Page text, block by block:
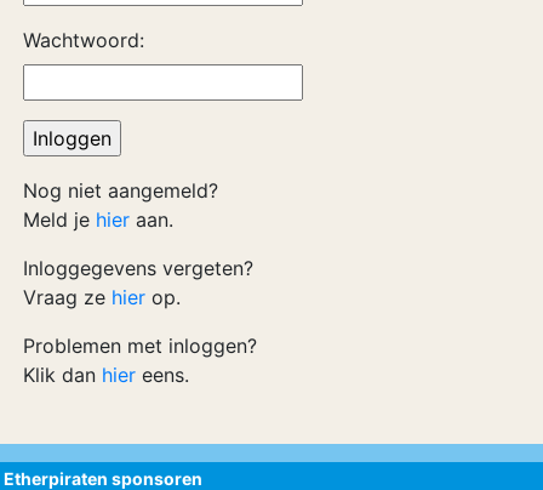
Wachtwoord:
Nog niet aangemeld?
Meld je hier aan.
Inloggegevens vergeten?
Vraag ze hier op.
Problemen met inloggen?
Klik dan hier eens.
Etherpiraten sponsoren